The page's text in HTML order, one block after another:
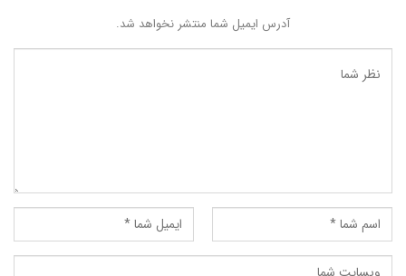
آدرس ایمیل شما منتشر نخواهد شد.